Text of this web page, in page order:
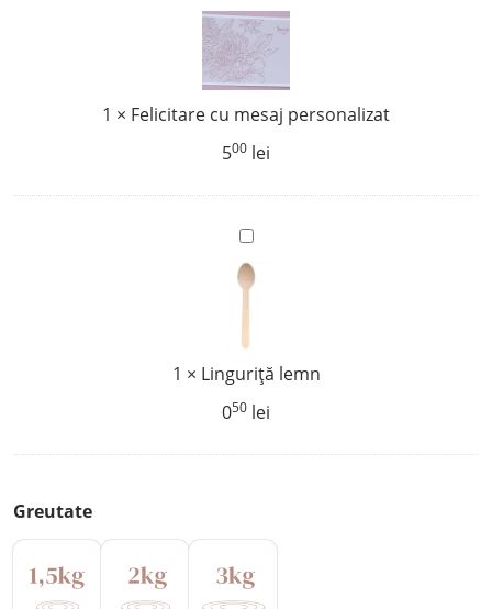
cu
mesaj
personalizat
1 × Felicitare cu mesaj personalizat
500 lei
Linguriță
lemn
1 × Linguriță lemn
050 lei
Greutate